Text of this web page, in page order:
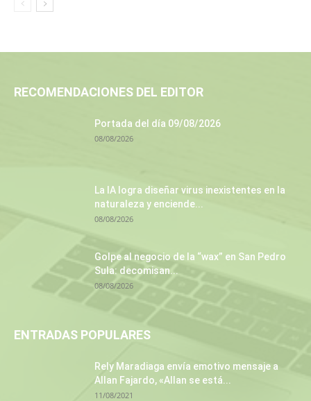
RECOMENDACIONES DEL EDITOR
Portada del día 09/08/2026
08/08/2026
La IA logra diseñar virus inexistentes en la
naturaleza y enciende...
08/08/2026
Golpe al negocio de la “wax” en San Pedro
Sula: decomisan...
08/08/2026
ENTRADAS POPULARES
Rely Maradiaga envía emotivo mensaje a
Allan Fajardo, «Allan se está...
11/08/2021